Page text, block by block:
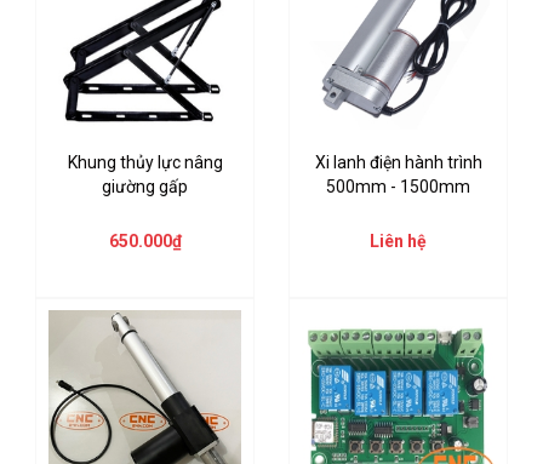
Khung thủy lực nâng
giường gấp
650.000₫
Xi lanh điện hành trình
500mm - 1500mm
Liên hệ